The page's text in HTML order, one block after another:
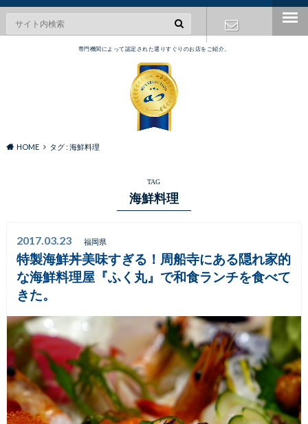
専門機関によって認定された選りすぐりのお店をご紹介。
HOME タグ : 海鮮料理
TAG
海鮮料理
2017.03.23 福岡県
特製海鮮丼美味すぎる！周船寺にある隠れ家的
な海鮮料理屋『ふく丸』で和食ランチを食べて
きた。